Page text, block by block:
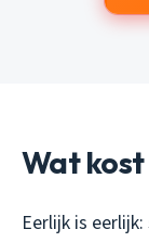
Wat
Eerlijk is